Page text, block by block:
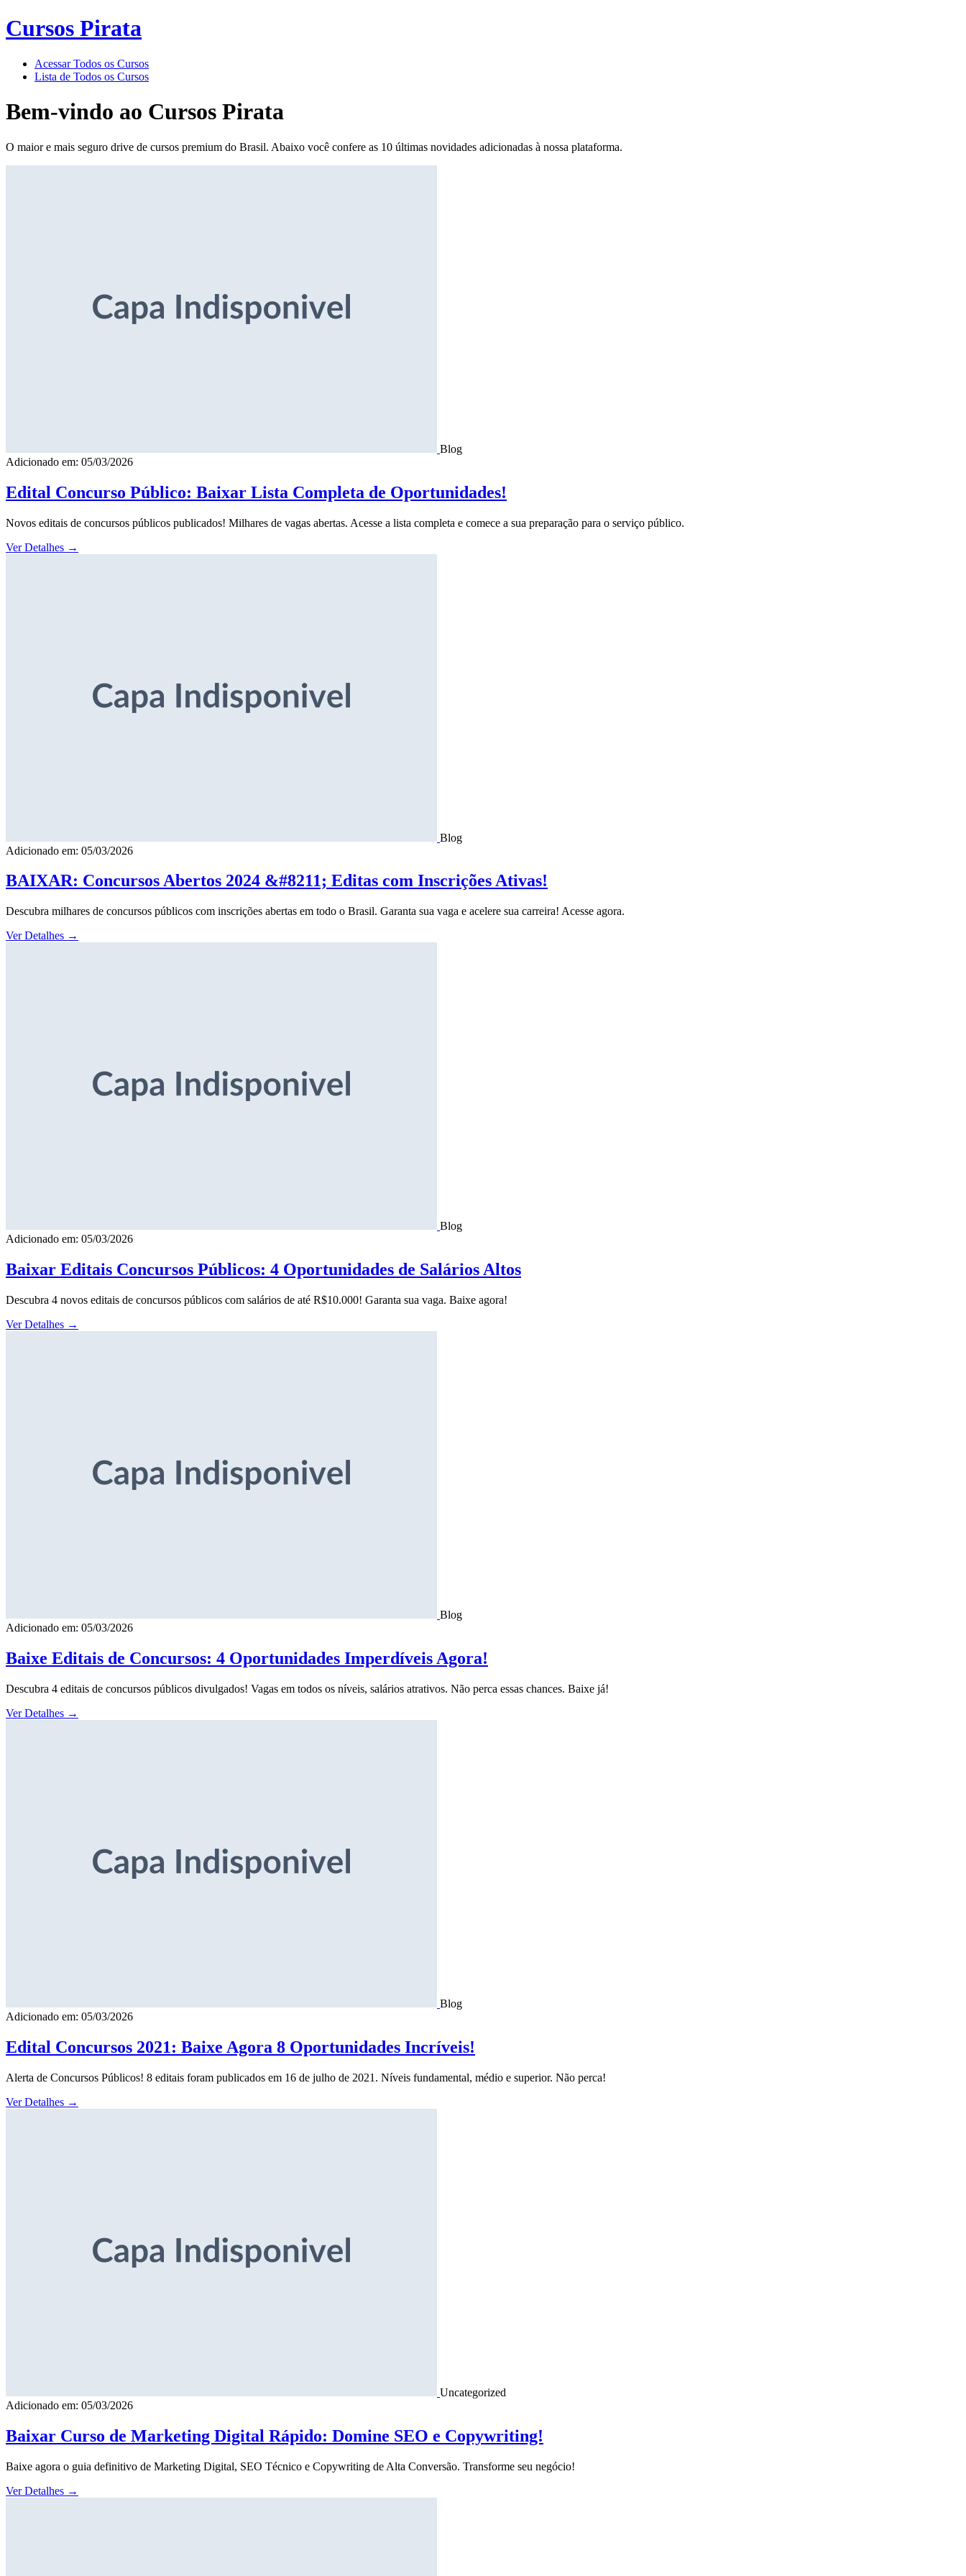
Cursos Pirata
Acessar Todos os Cursos
Lista de Todos os Cursos
Bem-vindo ao Cursos Pirata
O maior e mais seguro drive de cursos premium do Brasil. Abaixo você confere as 10 últimas novidades adicionadas à nossa plataforma.
Blog
Adicionado em: 05/03/2026
Edital Concurso Público: Baixar Lista Completa de Oportunidades!
Novos editais de concursos públicos publicados! Milhares de vagas abertas. Acesse a lista completa e comece a sua preparação para o serviço público.
Ver Detalhes →
Blog
Adicionado em: 05/03/2026
BAIXAR: Concursos Abertos 2024 &#8211; Editas com Inscrições Ativas!
Descubra milhares de concursos públicos com inscrições abertas em todo o Brasil. Garanta sua vaga e acelere sua carreira! Acesse agora.
Ver Detalhes →
Blog
Adicionado em: 05/03/2026
Baixar Editais Concursos Públicos: 4 Oportunidades de Salários Altos
Descubra 4 novos editais de concursos públicos com salários de até R$10.000! Garanta sua vaga. Baixe agora!
Ver Detalhes →
Blog
Adicionado em: 05/03/2026
Baixe Editais de Concursos: 4 Oportunidades Imperdíveis Agora!
Descubra 4 editais de concursos públicos divulgados! Vagas em todos os níveis, salários atrativos. Não perca essas chances. Baixe já!
Ver Detalhes →
Blog
Adicionado em: 05/03/2026
Edital Concursos 2021: Baixe Agora 8 Oportunidades Incríveis!
Alerta de Concursos Públicos! 8 editais foram publicados em 16 de julho de 2021. Níveis fundamental, médio e superior. Não perca!
Ver Detalhes →
Uncategorized
Adicionado em: 05/03/2026
Baixar Curso de Marketing Digital Rápido: Domine SEO e Copywriting!
Baixe agora o guia definitivo de Marketing Digital, SEO Técnico e Copywriting de Alta Conversão. Transforme seu negócio!
Ver Detalhes →